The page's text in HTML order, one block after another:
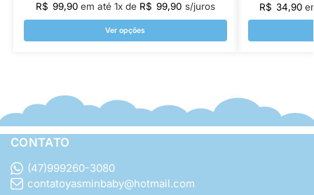
R$ 99,90 em até 1x de R$ 99,90 s/juros
Ver opções
R$ 34,90
CONTATO
(47)999260-3080
contatoyasminbaby@hotmail.com